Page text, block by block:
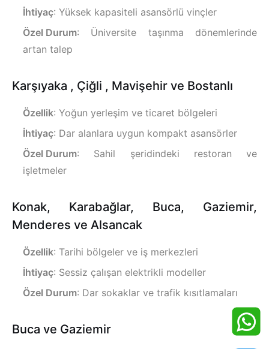
İhtiyaç: Yüksek kapasiteli asansörlü vinçler
Özel Durum: Üniversite taşınma dönemlerinde
artan talep
Karşıyaka , Çiğli , Mavişehir ve Bostanlı
Özellik: Yoğun yerleşim ve ticaret bölgeleri
İhtiyaç: Dar alanlara uygun kompakt asansörler
Özel Durum: Sahil şeridindeki restoran ve
işletmeler
Konak, Karabağlar, Buca, Gaziemir,
Menderes ve Alsancak
Özellik: Tarihi bölgeler ve iş merkezleri
İhtiyaç: Sessiz çalışan elektrikli modeller
Özel Durum: Dar sokaklar ve trafik kısıtlamaları
Buca ve Gaziemir